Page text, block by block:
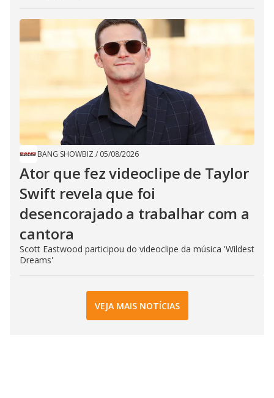
BANG SHOWBIZ / 05/08/2026
Ator que fez videoclipe de Taylor
Swift revela que foi
desencorajado a trabalhar com a
cantora
Scott Eastwood participou do videoclipe da música 'Wildest
Dreams'
VEJA MAIS NOTÍCIAS